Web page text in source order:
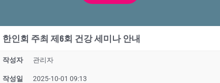
한인회 주최 제6회 건강 세미나 안내
작성자 관리자
작성일 2025-10-01 09:13